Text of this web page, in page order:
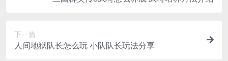
下一篇
人间地狱队长怎么玩 小队队长玩法分享